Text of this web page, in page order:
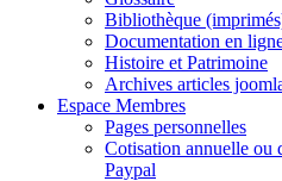
Bibliothèque
Documentation en
Histoire et Patrimoine
Archives articles
Espace Membres
Pages personnelles
Cotisation annuelle ou
Paypal